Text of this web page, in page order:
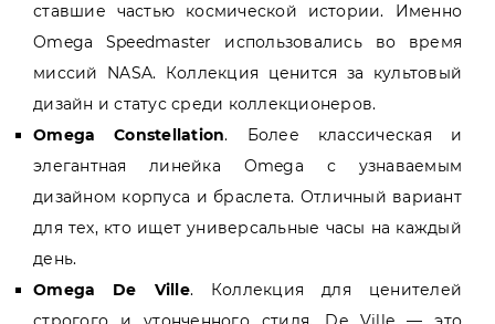
ставшие частью космической истории. Именно
Omega Speedmaster использовались во время
миссий NASA. Коллекция ценится за культовый
дизайн и статус среди коллекционеров.
Omega Constellation. Более классическая и
элегантная линейка Omega с узнаваемым
дизайном корпуса и браслета. Отличный вариант
для тех, кто ищет универсальные часы на каждый
день.
Omega De Ville. Коллекция для ценителей